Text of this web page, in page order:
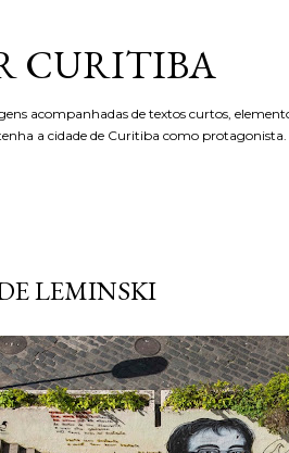
CURITIBA
acompanhadas de textos curtos,
a cidade de Curitiba como protagonista.
LEMINSKI